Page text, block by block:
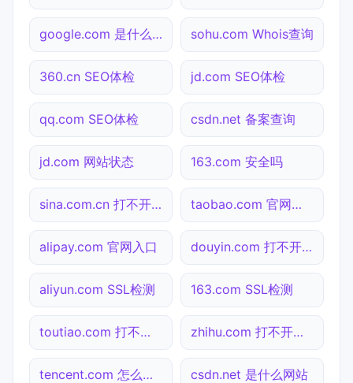
google.com 是什么网站 sohu.com Whois查询
360.cn SEO体检 jd.com SEO体检
qq.com SEO体检 csdn.net 备案查询
jd.com 网站状态 163.com 安全吗
sina.com.cn 打不开检测 taobao.com 官网入口
alipay.com 官网入口 douyin.com 打不开检测
aliyun.com SSL检测 163.com SSL检测
toutiao.com 打不开检测 zhihu.com 打不开检测
tencent.com 怎么进入 csdn.net 是什么网站